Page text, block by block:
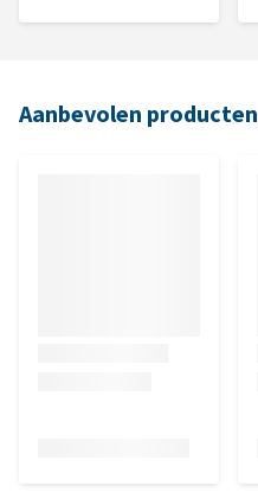
Aanbevolen producten